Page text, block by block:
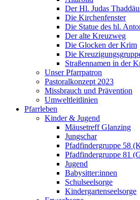
Der Hl. Judas
Die Kirchenfenster
Die Statue des hl.
Der alte Kreuzweg
Die Glocken der Krim
Die
Straßennamen in der
Unser Pfarrpatron
Pastoralkonzept 2023
Missbrauch und Prävention
Umweltleitlinien
Pfarrleben
Kinder & Jugend
Mäusetreff Glanzing
Jungschar
Pfadfindergruppe 58
Pfadfindergruppe 81
Jugend
Babysitter:innen
Schulseelsorge
Kindergartenseelsorge